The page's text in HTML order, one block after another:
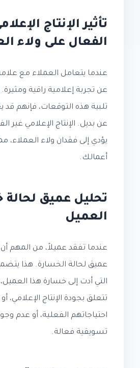
تأثير الإنتاج
الفعال على ولاء
عندما يتعامل العملاء مع
عن تجربة إعلامية راقية
تلبية هذه التوقعات، فإنهم قد
عن بديل. الإنتاج الإعلامي غير
يؤدي إلى فقدان ولاء العملاء،
أعمالك.
تحليل عميق لحالة
العميل
عندما تفقد عميلاً، من المهم
عميق لحالة الخسارة. هذا
التي أدت إلى خسارة هذا
تتعلق بجودة الإنتاج الإعلامي،
احتياجاتهم الفعلية، أو عدم
تسويقية فعالة.